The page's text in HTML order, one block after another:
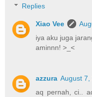
Replies
Xiao Vee
iya aku juga
aminnn! >_<
azzura August 7,
aq pernah, ci..